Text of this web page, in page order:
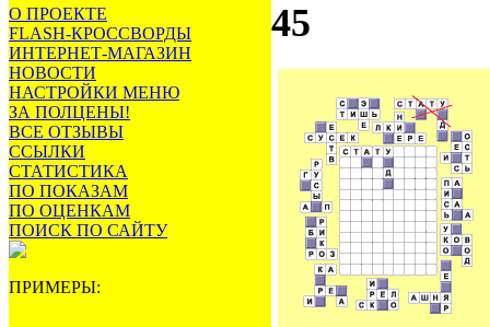
О ПРОЕКТЕ
FLASH-КРОССВОРДЫ
ИНТЕРНЕТ-МАГАЗИН
НОВОСТИ
НАСТРОЙКИ МЕНЮ
ЗА ПОЛЦЕНЫ!
ВСЕ ОТЗЫВЫ
ССЫЛКИ
СТАТИСТИКА
ПО ПОКАЗАМ
ПО ОЦЕНКАМ
ПОИСК ПО САЙТУ
ПРИМЕРЫ:
45